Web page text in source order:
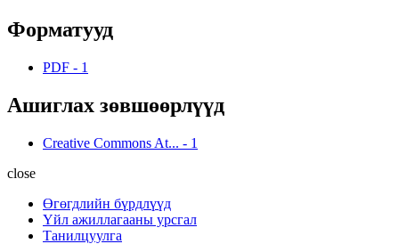
Форматууд
PDF - 1
Ашиглах зөвшөөрлүүд
Creative Commons At... - 1
close
Өгөгдлийн бүрдлүүд
Үйл ажиллагааны урсгал
Танилцуулга